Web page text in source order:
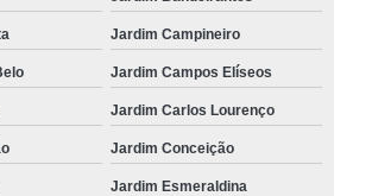
Jardim Campineiro
Jardim Campos Elíseos
Jardim Carlos Lourenço
Jardim Conceição
Jardim Esmeraldina